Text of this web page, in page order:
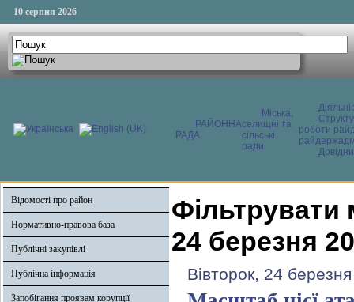
10 серпня 2026
РАЙОННА
РАДА
Міська,
селищні та
сільські
ради
роботи
Відомості про район
Нормативно-правова база
Публічні закупівлі
Публічна інформація
Запобігання проявам корупції
Фільтрувати
24 березня
Вівторок, 24